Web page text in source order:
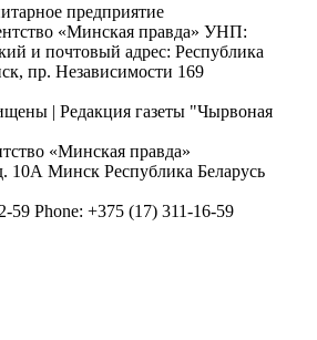
предприятие
«Минская правда» УНП:
и почтовый адрес: Республика
пр. Независимости 169
| Редакция газеты "Чырвоная
«Минская правда»
10А Минск Республика Беларусь
59 Phone: +375 (17) 311-16-59